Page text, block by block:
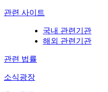
관련 사이트
국내 관련기관
해외 관련기관
관련 법률
소식광장